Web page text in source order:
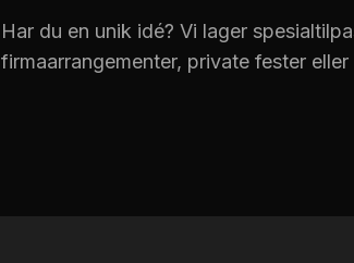
Har du en unik idé? Vi lager
firmaarrangementer, private fester eller